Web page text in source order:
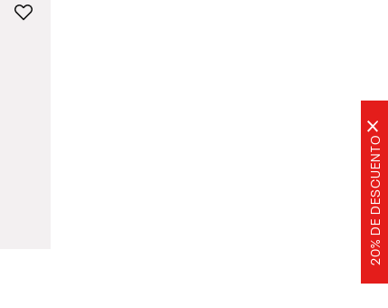
20% DE DESCUENTO
×